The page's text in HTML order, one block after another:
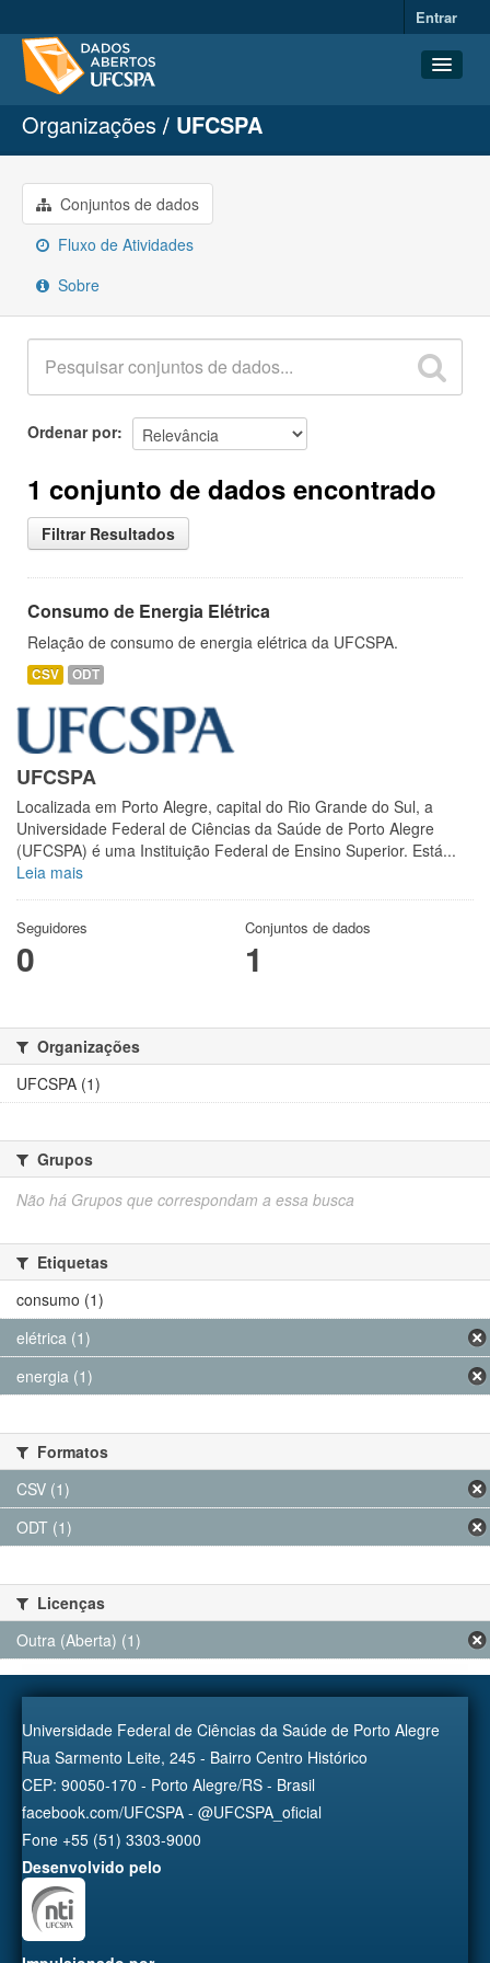
Entrar
Conjuntos de dados
Organizações
Grupos
Sobre
Organizações UFCSPA
Conjuntos de dados
Fluxo de Atividades
Sobre
Ordenar por
1 conjunto de dados encontrado
Filtrar Resultados
Consumo de Energia Elétrica
Relação de consumo de energia elétrica da UFCSPA.
CSV ODT
UFCSPA
Localizada em Porto Alegre, capital do Rio Grande do Sul, a
Universidade Federal de Ciências da Saúde de Porto Alegre
(UFCSPA) é uma Instituição Federal de Ensino Superior. Está...
Leia mais
Seguidores
0
Conjuntos de dados
1
Organizações
UFCSPA (1)
Grupos
Não há Grupos que correspondam a essa busca
Etiquetas
consumo (1)
elétrica (1)
energia (1)
Formatos
CSV (1)
ODT (1)
Licenças
Outra (Aberta) (1)
Universidade Federal de Ciências da Saúde de Porto Alegre
Rua Sarmento Leite, 245 - Bairro Centro Histórico
CEP: 90050-170 - Porto Alegre/RS - Brasil
facebook.com/UFCSPA - @UFCSPA_oficial
Fone +55 (51) 3303-9000
Desenvolvido pelo